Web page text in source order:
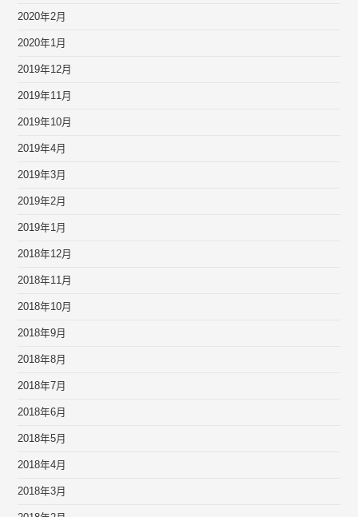
2020年2月
2020年1月
2019年12月
2019年11月
2019年10月
2019年4月
2019年3月
2019年2月
2019年1月
2018年12月
2018年11月
2018年10月
2018年9月
2018年8月
2018年7月
2018年6月
2018年5月
2018年4月
2018年3月